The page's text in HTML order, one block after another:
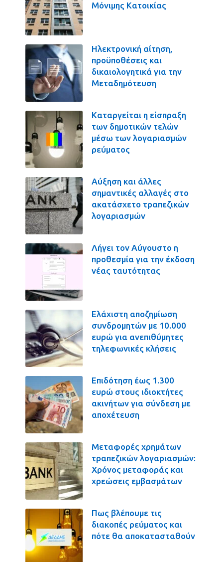
Μόνιμης Κατοικίας
Ηλεκτρονική αίτηση,
προϋποθέσεις και
δικαιολογητικά για την
Μεταδημότευση
Καταργείται η είσπραξη
των δημοτικών τελών
μέσω των λογαριασμών
ρεύματος
Αύξηση και άλλες
σημαντικές αλλαγές στο
ακατάσχετο τραπεζικών
λογαριασμών
Λήγει τον Αύγουστο η
προθεσμία για την έκδοση
νέας ταυτότητας
Ελάχιστη αποζημίωση
συνδρομητών με 10.000
ευρώ για ανεπιθύμητες
τηλεφωνικές κλήσεις
Επιδότηση έως 1.300
ευρώ στους ιδιοκτήτες
ακινήτων για σύνδεση με
αποχέτευση
Μεταφορές χρημάτων
τραπεζικών λογαριασμών:
Χρόνος μεταφοράς και
χρεώσεις εμβασμάτων
Πως βλέπουμε τις
διακοπές ρεύματος και
πότε θα αποκατασταθούν